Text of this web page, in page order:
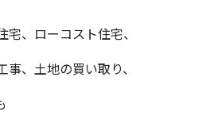
、ローコスト住宅、
、土地の買い取り、